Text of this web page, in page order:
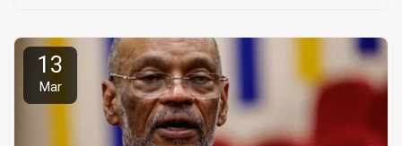
13
Mar